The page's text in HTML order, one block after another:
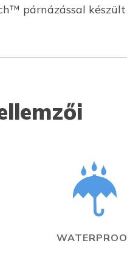
párnázással